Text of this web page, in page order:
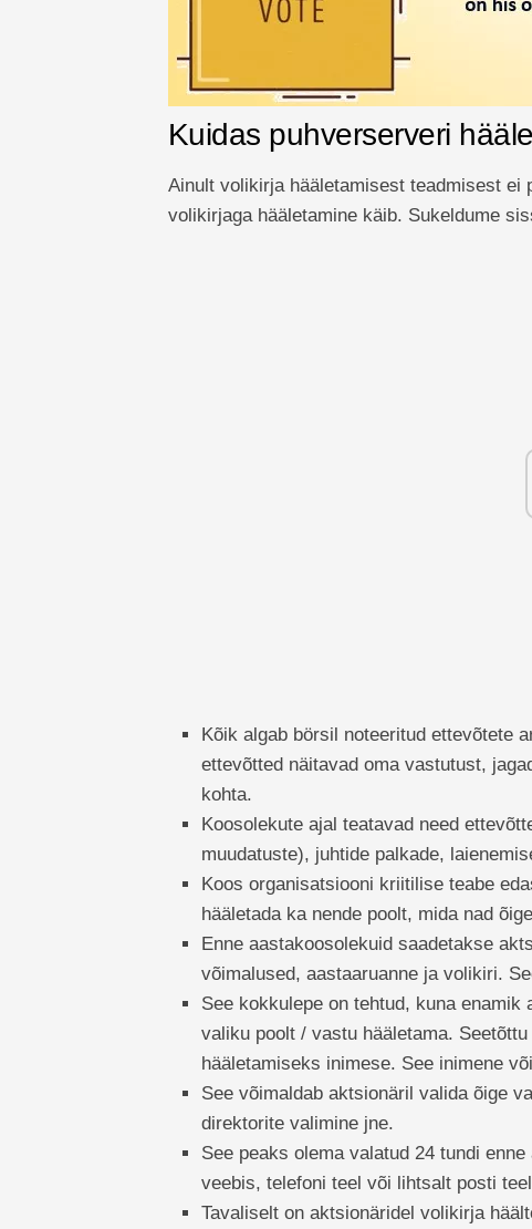
Kuidas puhverserveri
Ainult volikirja hääletamisest teadmisest ei
volikirjaga hääletamine käib. Sukeldume
Kõik algab börsil noteeritud ettevõtete
ettevõtted näitavad oma vastutust,
kohta.
Koosolekute ajal teatavad need
muudatuste), juhtide palkade,
Koos organisatsiooni kriitilise teabe
hääletada ka nende poolt, mida nad
Enne aastakoosolekuid saadetakse
võimalused, aastaaruanne ja volikiri.
See kokkulepe on tehtud, kuna
valiku poolt / vastu hääletama.
hääletamiseks inimese. See inimene
See võimaldab aktsionäril valida õige
direktorite valimine jne.
See peaks olema valatud 24 tundi
veebis, telefoni teel või lihtsalt posti
Tavaliselt on aktsionäridel volikirja